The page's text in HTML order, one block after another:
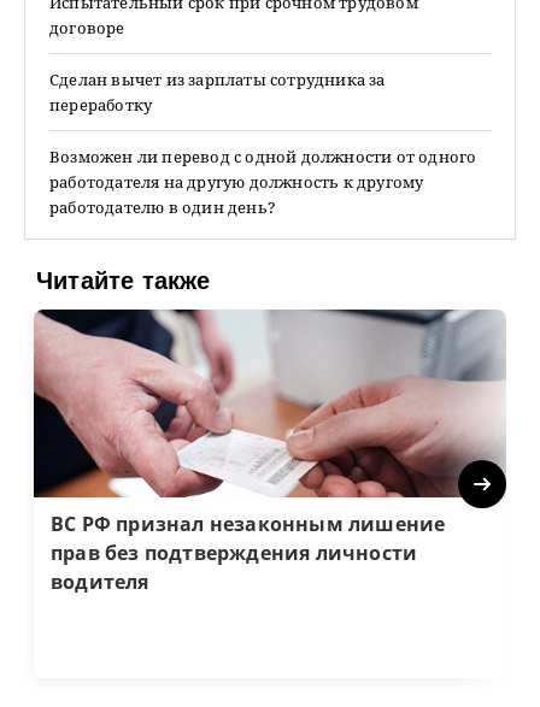
договоре
Сделан вычет из зарплаты сотрудника за
переработку
Возможен ли перевод с одной должности от одного
работодателя на другую должность к другому
работодателю в один день?
Читайте также
ВС РФ признал незаконным лишение
прав без подтверждения личности
водителя
Next